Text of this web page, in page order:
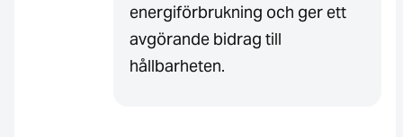
energiförbrukning och ger ett
avgörande bidrag till
hållbarheten.